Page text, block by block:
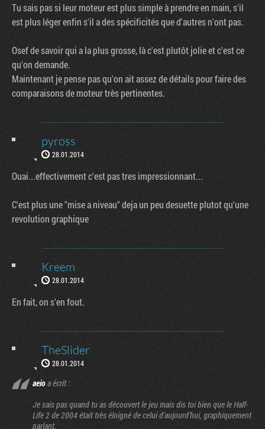
Tu sais pas si leur moteur est plus simple à prendre en main, s'il
est plus léger enfin s'il a des spécificités que d'autres n'ont pas.
Osef de savoir qui a la plus grosse, là c'est plutôt jolie et c'est ce
qu'on demande.
Maintenant je pense pas qu'on ait assez de détails pour faire des
comparaisons de moteur très pertinentes.
pyross
28.01.2014
Ouai...effectivement c'est pas tres impressionnant...
C'est plus une "mise a niveau" deja un peu desuette plutot qu'une
revolution graphique
Kreem
28.01.2014
En fait, on s'en fout.
TheSlider
28.01.2014
aeioa écrit :
Je sais pas quand tu as découvert le jeu mais dis toi bien que le Half-
Life 2 de 2004 était très éloigné de celui d'aujourd'hui, graphiquement
parlant.
Factornews